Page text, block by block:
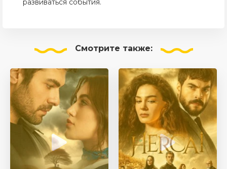
развиваться события.
Смотрите также: